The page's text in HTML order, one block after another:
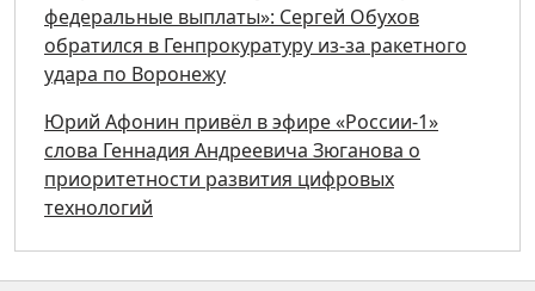
федеральные выплаты»: Сергей Обухов
обратился в Генпрокуратуру из-за ракетного
удара по Воронежу
Юрий Афонин привёл в эфире «России-1»
слова Геннадия Андреевича Зюганова о
приоритетности развития цифровых
технологий